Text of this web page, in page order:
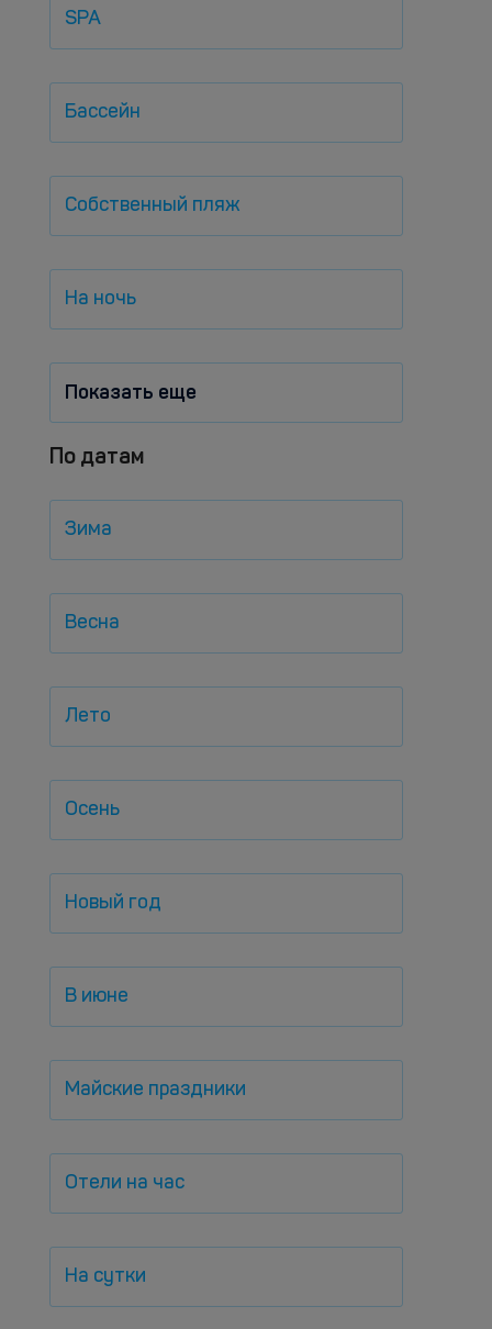
SPA
Бассейн
Собственный пляж
На ночь
Показать еще
По датам
Зима
Весна
Лето
Осень
Новый год
В июне
Майские праздники
Отели на час
На сутки